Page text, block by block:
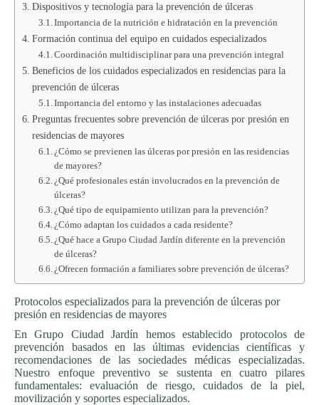
Dispositivos y tecnología para la prevención de úlceras
Importancia de la nutrición e hidratación en la prevención
Formación continua del equipo en cuidados especializados
Coordinación multidisciplinar para una prevención integral
Beneficios de los cuidados especializados en residencias para la
prevención de úlceras
Importancia del entorno y las instalaciones adecuadas
Preguntas frecuentes sobre prevención de úlceras por presión en
residencias de mayores
¿Cómo se previenen las úlceras por presión en las residencias
de mayores?
¿Qué profesionales están involucrados en la prevención de
úlceras?
¿Qué tipo de equipamiento utilizan para la prevención?
¿Cómo adaptan los cuidados a cada residente?
¿Qué hace a Grupo Ciudad Jardín diferente en la prevención
de úlceras?
¿Ofrecen formación a familiares sobre prevención de úlceras?
Protocolos especializados para la prevención de úlceras por
presión en residencias de mayores
En Grupo Ciudad Jardín hemos establecido protocolos de
prevención basados en las últimas evidencias científicas y
recomendaciones de las sociedades médicas especializadas.
Nuestro enfoque preventivo se sustenta en cuatro pilares
fundamentales: evaluación de riesgo, cuidados de la piel,
movilización y soportes especializados.